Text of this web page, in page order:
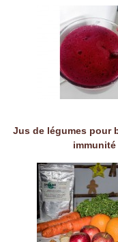
Jus de légumes pour
immunité